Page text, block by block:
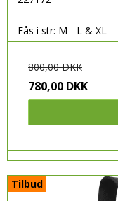
Fås i str: M - L & XL
800,00 DKK
780,00 DKK
Tilbud